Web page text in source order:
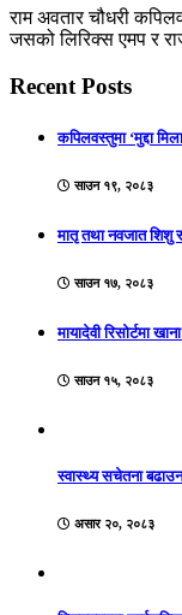
राम अवतार चौधरी
जसको लिरिक्स एमप र
Recent Posts
कपिलवस्तुमा ‘मुद्दा
साउन १९, २०८३
मातृ तथा नवजात शिशु
साउन १७, २०८३
मायादेवी रिसोर्टमा
साउन १५, २०८३
स्वास्थ्य सचेतना
असार २०, २०८३